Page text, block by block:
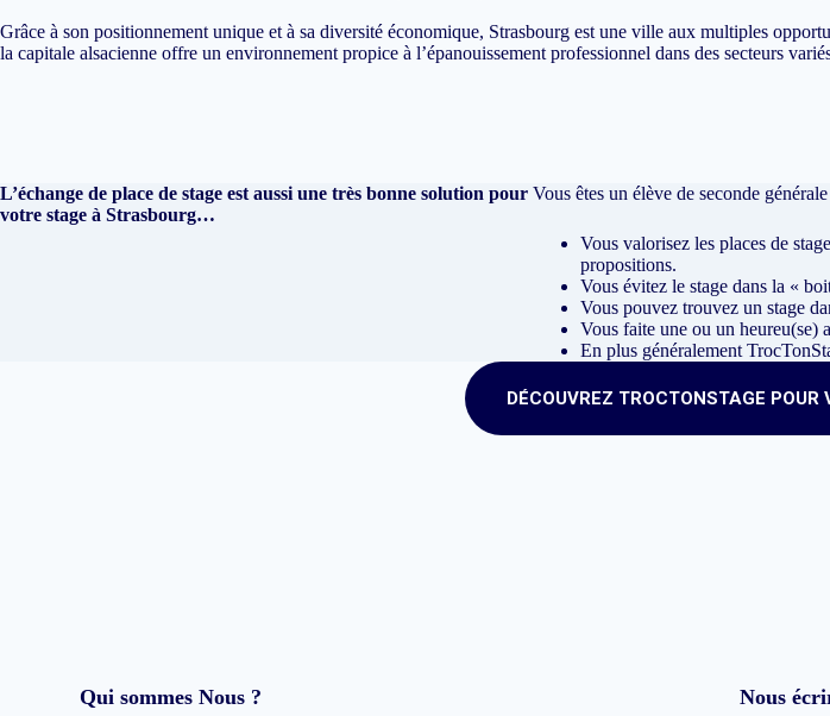
Grâce à son positionnement unique et à sa diversité économique, Strasbourg est une ville aux multiples
la capitale alsacienne offre un environnement propice à l’épanouissement professionnel dans des secteurs
L’échange de place de stage est aussi une très bonne solution pour
votre stage à Strasbourg…
Vous êtes un élève de seconde
Vous valorisez les places de
propositions.
Vous évitez le stage dans la «
Vous pouvez trouvez un stage
Vous faite une ou un heureu(se)
En plus généralement
DÉCOUVREZ TROCTONSTAGE
Qui sommes Nous ? Nous